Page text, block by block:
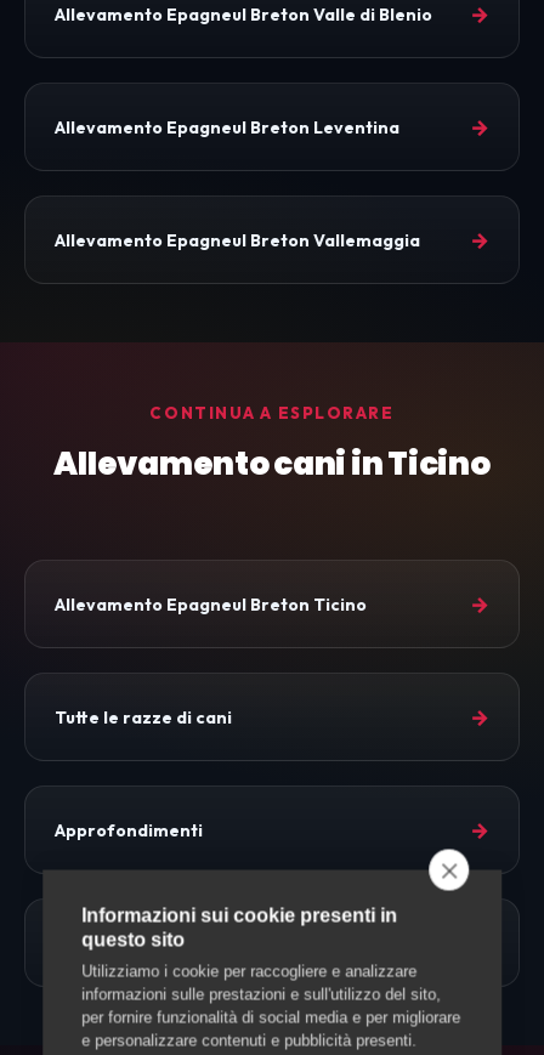
Allevamento Epagneul Breton Valle di Blenio →
Allevamento Epagneul Breton Leventina →
Allevamento Epagneul Breton Vallemaggia →
CONTINUA A ESPLORARE
Allevamento cani in Ticino
Allevamento Epagneul Breton Ticino →
Tutte le razze di cani →
Approfondimenti →
Allevamento Cani
Informazioni sui cookie presenti in
questo sito
Utilizziamo i cookie per raccogliere e analizzare
informazioni sulle prestazioni e sull'utilizzo del sito,
per fornire funzionalità di social media e per migliorare
e personalizzare contenuti e pubblicità presenti.